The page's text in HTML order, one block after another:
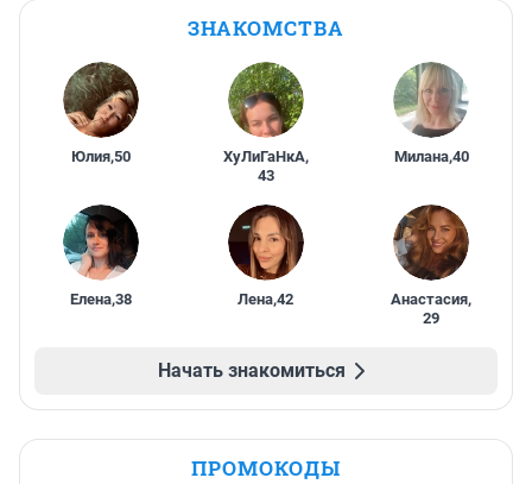
ЗНАКОМСТВА
Юлия,50 ХуЛиГаНкА,
43
Милана,40
Елена,38 Лена,42 Анастасия,
29
Начать знакомиться
ПРОМОКОДЫ